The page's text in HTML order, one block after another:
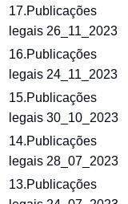
17.Publicações
legais 26_11_2023
16.Publicações
legais 24_11_2023
15.Publicações
legais 30_10_2023
14.Publicações
legais 28_07_2023
13.Publicações